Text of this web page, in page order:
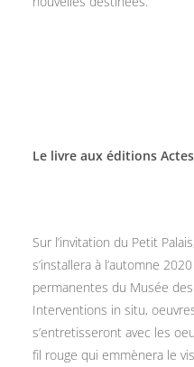
Le livre aux éditions
Sur l’invitation du Petit
s’installera à l’automne
permanentes du Musée
Interventions in situ,
s’entretisseront avec les
fil rouge qui emmènera le